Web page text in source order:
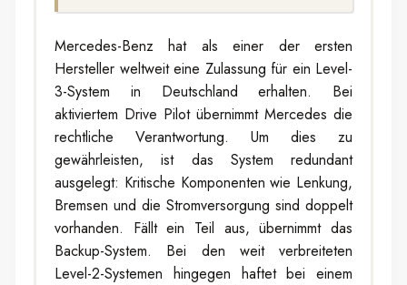
Mercedes-Benz hat als einer der ersten
Hersteller weltweit eine Zulassung für ein Level-
3-System in Deutschland erhalten. Bei
aktiviertem Drive Pilot übernimmt Mercedes die
rechtliche Verantwortung. Um dies zu
gewährleisten, ist das System redundant
ausgelegt: Kritische Komponenten wie Lenkung,
Bremsen und die Stromversorgung sind doppelt
vorhanden. Fällt ein Teil aus, übernimmt das
Backup-System. Bei den weit verbreiteten
Level-2-Systemen hingegen haftet bei einem